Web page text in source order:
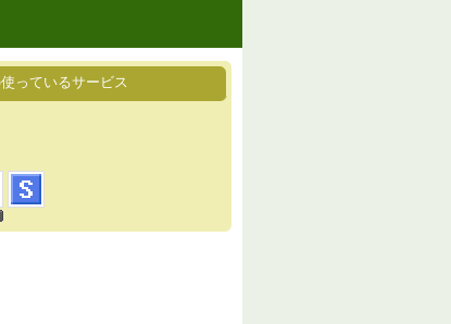
っているサービス